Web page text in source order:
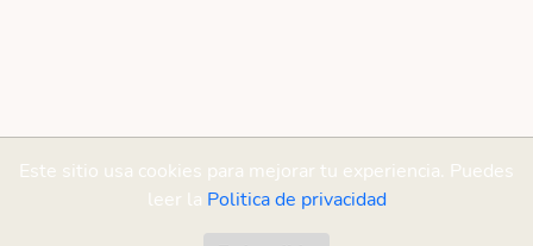
Este sitio usa cookies para mejorar tu experiencia. Puedes
leer la Politica de privacidad